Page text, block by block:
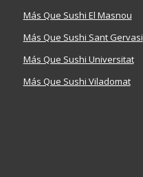
Más Que Sushi El Masnou
Más Que Sushi Sant Gervasi
Más Que Sushi Universitat
Más Que Sushi Viladomat